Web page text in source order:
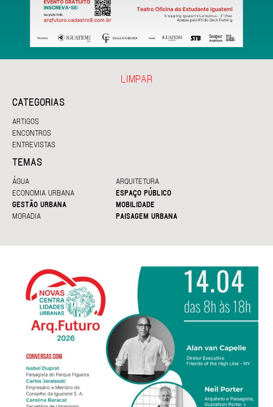
CATEGORIAS
ARTIGOS
ENCONTROS
ENTREVISTAS
TEMAS
ÁGUA
ARQUITETURA
ECONOMIA URBANA
ESPAÇO PÚBLICO
GESTÃO URBANA
MOBILIDADE
MORADIA
PAISAGEM URBANA
LIMPAR